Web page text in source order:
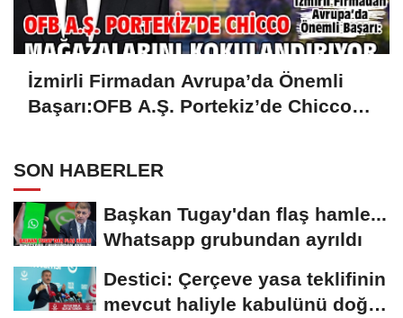
İzmirli Firmadan Avrupa’da Önemli
Başarı:OFB A.Ş. Portekiz’de Chicco
SON HABERLER
Başkan Tugay'dan flaş hamle...
Whatsapp grubundan ayrıldı
Destici: Çerçeve yasa teklifinin
mevcut haliyle kabulünü doğru